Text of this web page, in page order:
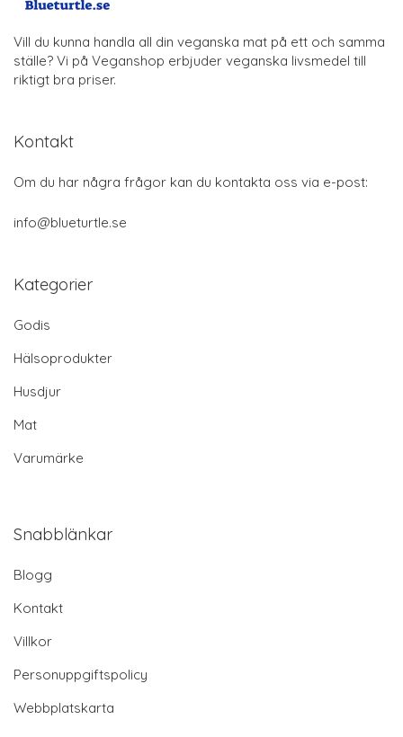
Vill du kunna handla all din veganska mat på ett och samma
ställe? Vi på Veganshop erbjuder veganska livsmedel till
riktigt bra priser.
Kontakt
Om du har några frågor kan du kontakta oss via e-post:
info@blueturtle.se
Kategorier
Godis
Hälsoprodukter
Husdjur
Mat
Varumärke
Snabblänkar
Blogg
Kontakt
Villkor
Personuppgiftspolicy
Webbplatskarta